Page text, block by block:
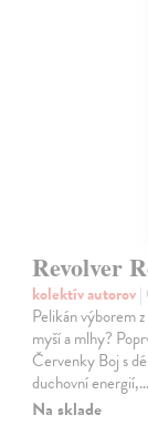
Revolver
kolektív autorov|
Pelikán výborem
myší a mlhy?
Červenky Boj s
duchovní energií,…
Na sklade